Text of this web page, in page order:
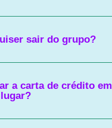
sair do grupo?
a carta de crédito em